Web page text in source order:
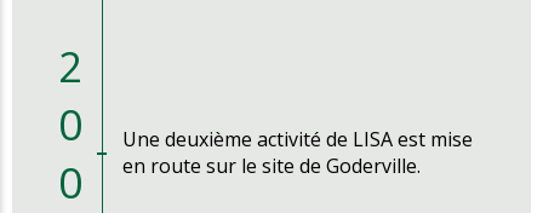
2
0
0
Une deuxième activité de LISA est mise
en route sur le site de Goderville.